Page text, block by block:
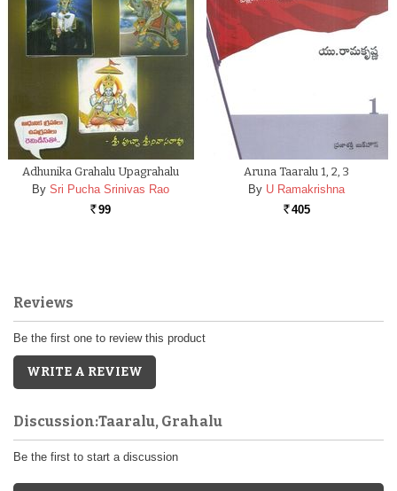
Adhunika Grahalu Upagrahalu
By Sri Pucha Srinivas Rao
Rs. 99
Aruna Taaralu 1, 2, 3
By U Ramakrishna
Rs. 405
Reviews
Be the first one to review this product
WRITE A REVIEW
Discussion:Taaralu, Grahalu
Be the first to start a discussion